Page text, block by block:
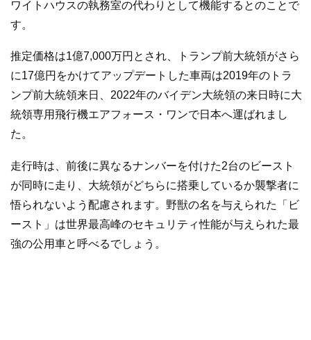
ワイトハウスの執務室の代わりとして機能するとのことで
す。
推定価格は1億7,000万円とされ、トランプ前大統領がさら
に17億円をかけてアップデートした車両は2019年のトラ
ンプ前大統領来日、2022年のバイデン大統領の来日時に大
統領専用飛行機エアフォース・ワンで日本へ運ばれまし
た。
走行時は、前後に異なるナンバーを付けた2台のビースト
が同時に走り、大統領がどちらに搭乗しているか襲撃者に
悟られないよう配慮されます。野獣の名を与えられた「ビ
ースト」は世界最高峰のセキュリティ性能が与えられた最
強の公用車と呼べるでしょう。